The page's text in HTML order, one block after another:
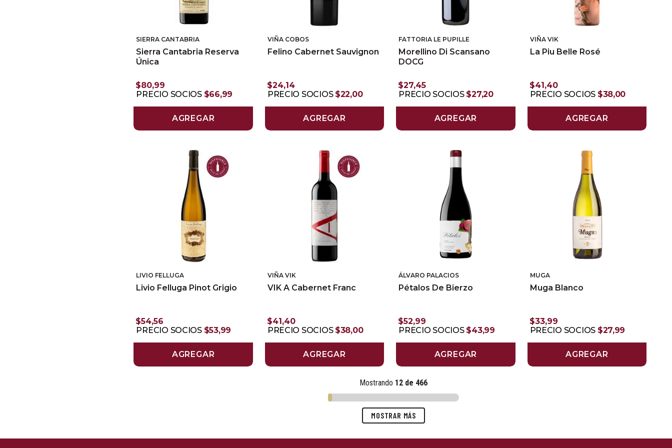
SIERRA CANTABRIA
Sierra Cantabria Reserva
Única
$80,99
PRECIO SOCIOS $66,99
AGREGAR
VIÑA COBOS
Felino Cabernet Sauvignon
$24,14
PRECIO SOCIOS $22,00
AGREGAR
FATTORIA LE PUPILLE
Morellino Di Scansano
DOCG
$27,45
PRECIO SOCIOS $27,20
AGREGAR
VIÑA VIK
La Piu Belle Rosé
$41,40
PRECIO SOCIOS $38,00
AGREGAR
LIVIO FELLUGA
Livio Felluga Pinot Grigio
$54,56
PRECIO SOCIOS $53,99
AGREGAR
VIÑA VIK
VIK A Cabernet Franc
$41,40
PRECIO SOCIOS $38,00
AGREGAR
ÁLVARO PALACIOS
Pétalos De Bierzo
$52,99
PRECIO SOCIOS $43,99
AGREGAR
MUGA
Muga Blanco
$33,99
PRECIO SOCIOS $27,99
AGREGAR
Mostrando 12 de 466
MOSTRAR MÁS